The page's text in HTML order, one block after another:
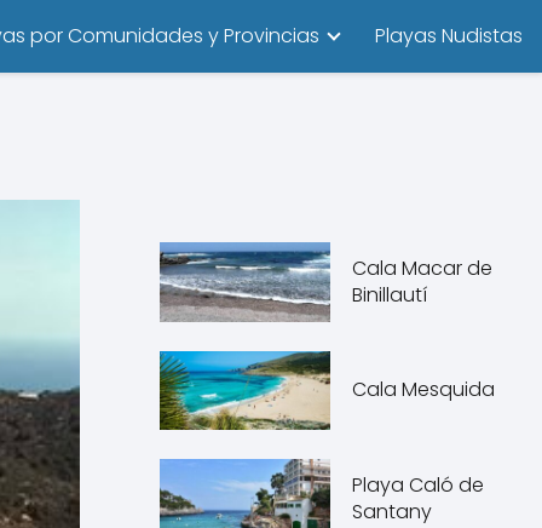
por Comunidades y Provincias Playas Nudistas
Cala Macar de
Binillautí
Cala Mesquida
Playa Caló de
Santany